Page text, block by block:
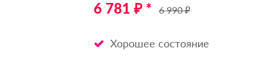
6 781 ₽ * 6 990 ₽
Хорошее состояние